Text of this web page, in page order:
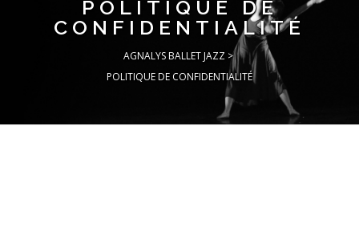
POLITIQUE DE
CONFIDENTIALITÉ
AGNALYS BALLET JAZZ >
POLITIQUE DE CONFIDENTIALITÉ